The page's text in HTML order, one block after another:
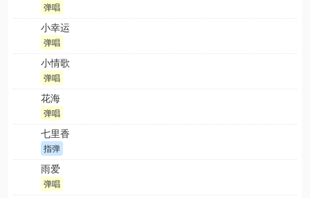
弹唱
小幸运
弹唱
小情歌
弹唱
花海
弹唱
七里香
指弹
雨爱
弹唱